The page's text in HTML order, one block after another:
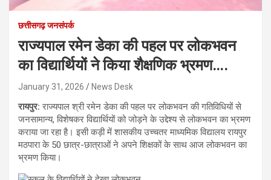
छत्तीसगढ़ जनसंपर्क
राज्यपाल रमेन डेका की पहल पर लोकभवन
का विद्यार्थियों ने किया शैक्षणिक भ्रमण….
January 31, 2026 News Desk
रायपुर:राज्यपाल श्री रमेन डेका की पहल पर लोकभवन की गतिविधियों से
जनसामान्य, विशेषकर विद्यार्थियों को जोड़ने के उद्देश्य से लोकभवन का भ्रमण
कराया जा रहा है। इसी कड़ी में शासकीय उच्चतर माध्यमिक विद्यालय रायपुर
मठपारा के 50 छात्र-छात्राओं ने अपने शिक्षकों के साथ आज लोकभवन का
भ्रमण किया।